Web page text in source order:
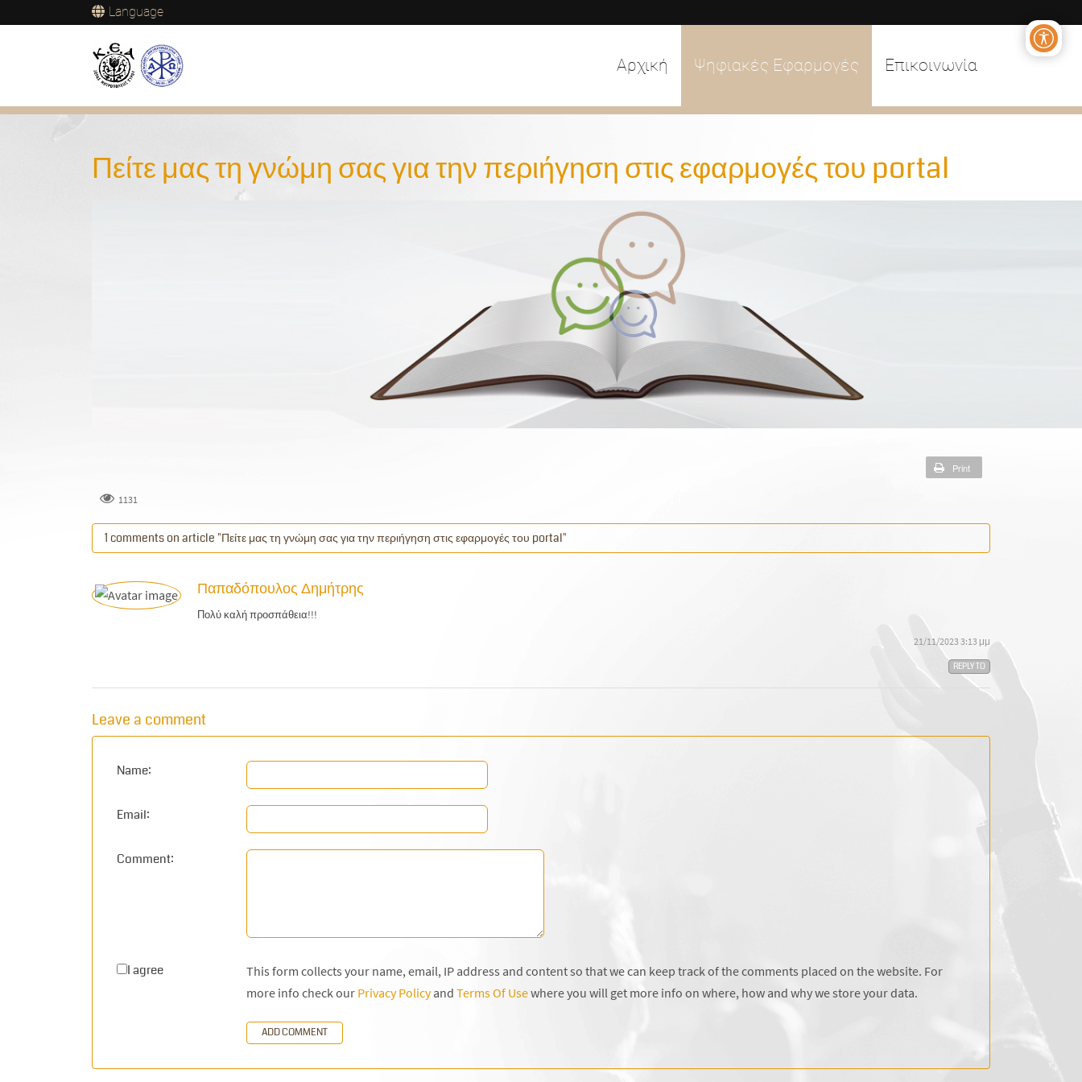
Language
Αρχική Ψηφιακές Εφαρμογές Επικοινωνία
Πείτε μας τη γνώμη σας για την περιήγηση στις εφαρμογές του portal
Print
1131
1 comments on article "Πείτε μας τη γνώμη σας για την περιήγηση στις εφαρμογές του portal"
Παπαδόπουλος Δημήτρης
Πολύ καλή προσπάθεια!!!
21/11/2023 3:13 μμ
REPLY TO
Leave a comment
Name:
Email:
Comment:
I agree
This form collects your name, email, IP address and content so that we can keep track of the comments placed on the website. For
more info check our Privacy PolicyandTerms Of Usewhere you will get more info on where, how and why we store your data.
ADD COMMENT